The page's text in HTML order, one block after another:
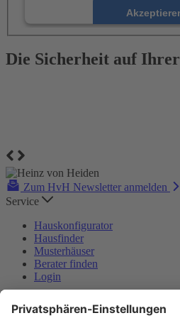
powered byUsercentrics
Platform
Die Sicherheit auf
Zum HvH Newsletter anmelden
Service
Hauskonfigurator
Hausfinder
Musterhäuser
Berater finden
Login
Heinz von Heiden